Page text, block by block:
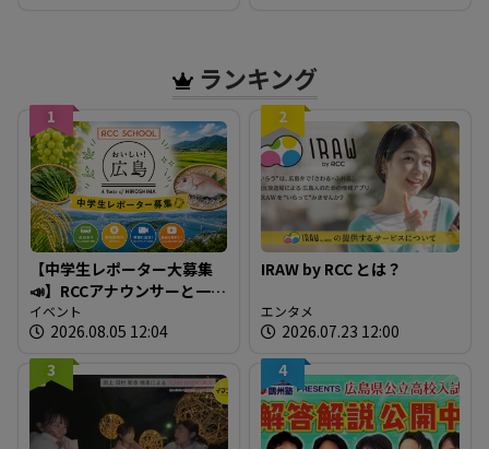
ランキング
1
【中学生レポーター大募集
📣】RCCアナウンサーと一緒
に「広島の食」の現場を取
材しよう！
イベント
2026.08.05 12:04
2
IRAW by RCC とは？
エンタメ
2026.07.23 12:00
3
4